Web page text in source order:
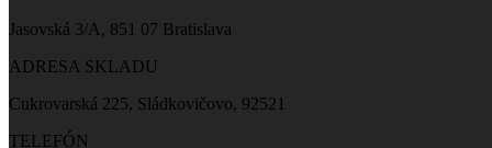
Jasovská 3/A, 851 07 Bratislava
ADRESA SKLADU
Cukrovarská 225, Sládkovičovo, 92521
TELEFÓN